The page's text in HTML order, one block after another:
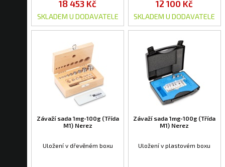
18 453 Kč
SKLADEM U DODAVATELE
12 100 Kč
SKLADEM U DODAVATELE
Závaží sada 1mg-100g (Třída
M1) Nerez
Uložení v dřevěném boxu
Závaží sada 1mg-100g (Třída
M1) Nerez
Uložení v plastovém boxu